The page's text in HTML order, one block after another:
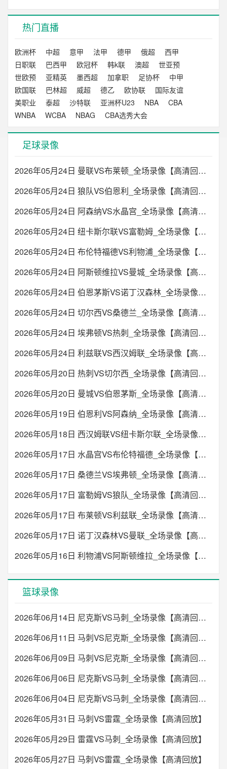
热门直播
欧洲杯 中超 意甲 法甲 德甲 俄超
西甲
日职联
巴西甲 欧冠杯 韩k联 澳超
世亚预
世欧预
亚精英 墨西超 加拿职 足协杯
中甲
欧国联
巴林超 威超 德乙 欧协联
国际友谊
美职业
泰超 沙特联 亚洲杯U23 NBA
CBA
WNBA
WCBA NBAG CBA选秀大会
足球录像
2026年05月24日 曼联VS布莱顿_全场录像【高清回放】
2026年05月24日 狼队VS伯恩利_全场录像【高清回放】
2026年05月24日 阿森纳VS水晶宫_全场录像【高清回放】
2026年05月24日 纽卡斯尔联VS富勒姆_全场录像【高清回放】
2026年05月24日 布伦特福德VS利物浦_全场录像【高清回放】
2026年05月24日 阿斯顿维拉VS曼城_全场录像【高清回放】
2026年05月24日 伯恩茅斯VS诺丁汉森林_全场录像【高清回放】
2026年05月24日 切尔西VS桑德兰_全场录像【高清回放】
2026年05月24日 埃弗顿VS热刺_全场录像【高清回放】
2026年05月24日 利兹联VS西汉姆联_全场录像【高清回放】
2026年05月20日 热刺VS切尔西_全场录像【高清回放】
2026年05月20日 曼城VS伯恩茅斯_全场录像【高清回放】
2026年05月19日 伯恩利VS阿森纳_全场录像【高清回放】
2026年05月18日 西汉姆联VS纽卡斯尔联_全场录像【高清回放】
2026年05月17日 水晶宫VS布伦特福德_全场录像【高清回放】
2026年05月17日 桑德兰VS埃弗顿_全场录像【高清回放】
2026年05月17日 富勒姆VS狼队_全场录像【高清回放】
2026年05月17日 布莱顿VS利兹联_全场录像【高清回放】
2026年05月17日 诺丁汉森林VS曼联_全场录像【高清回放】
2026年05月16日 利物浦VS阿斯顿维拉_全场录像【高清回放】
篮球录像
2026年06月14日 尼克斯VS马刺_全场录像【高清回放】
2026年06月11日 马刺VS尼克斯_全场录像【高清回放】
2026年06月09日 马刺VS尼克斯_全场录像【高清回放】
2026年06月06日 尼克斯VS马刺_全场录像【高清回放】
2026年06月04日 尼克斯VS马刺_全场录像【高清回放】
2026年05月31日 马刺VS雷霆_全场录像【高清回放】
2026年05月29日 雷霆VS马刺_全场录像【高清回放】
2026年05月27日 马刺VS雷霆_全场录像【高清回放】